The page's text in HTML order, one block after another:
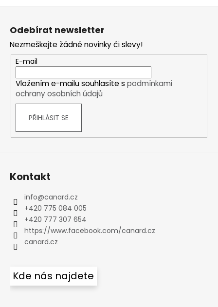
Z
Odebírat newsletter
Nezmeškejte žádné novinky či slevy!
E-mail
Vložením e-mailu souhlasíte s podmínkami
ochrany osobních údajů
PŘIHLÁSIT SE
Kontakt
info@canard.cz
+420 775 084 005
+420 777 307 654
https://www.facebook.com/canard.cz
canard.cz
Kde nás najdete